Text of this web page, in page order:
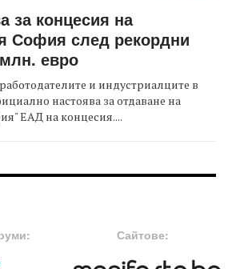
за концесия на
София след рекордни
евро
и индустриалците в
настоява за отдаване на
ЕАД на концесия....
Сайтове: